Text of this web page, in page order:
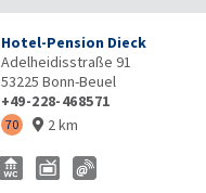
Hotel-Pension Dieck
Adelheidisstraße 91
53225 Bonn-Beuel
+49-228-468571
70  2 km